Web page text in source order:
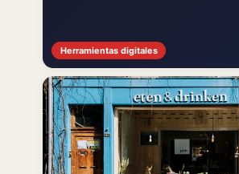
Herramientas digitales